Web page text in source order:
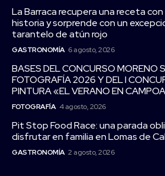
La Barraca recupera una receta
historia y sorprende con un
tarantelo de atún rojo
GASTRONOMÍA 6 agosto, 2026
BASES DEL CONCURSO MORENO
FOTOGRAFÍA 2026 Y DEL I
PINTURA «EL VERANO EN
FOTOGRAFÍA 4 agosto, 2026
Pit Stop Food Race: una parada
disfrutar en familia en Lomas de
GASTRONOMÍA 2 agosto, 2026